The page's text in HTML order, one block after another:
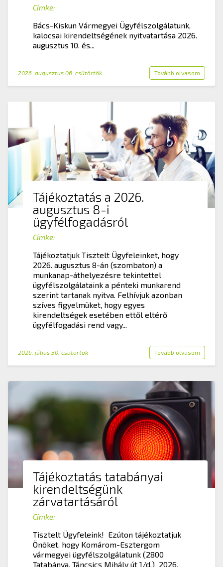
Címke:
Bács-Kiskun Vármegyei Ügyfélszolgálatunk,
kalocsai kirendeltségének nyitvatartása 2026.
augusztus 10. és...
2026. augusztus 06. csütörtök Tovább olvasom
Tájékoztatás a 2026.
augusztus 8-i
ügyfélfogadásról
Címke:
Tájékoztatjuk Tisztelt Ügyfeleinket, hogy
2026. augusztus 8-án (szombaton) a
munkanap-áthelyezésre tekintettel
ügyfélszolgálataink a pénteki munkarend
szerint tartanak nyitva. Felhívjuk azonban
szíves figyelmüket, hogy egyes
kirendeltségek esetében ettől eltérő
ügyfélfogadási rend vagy...
2026. július 30. csütörtök Tovább olvasom
Tájékoztatás tatabányai
kirendeltségünk
zárvatartásáról
Címke:
Tisztelt Ügyfeleink! Ezúton tájékoztatjuk
Önöket, hogy Komárom-Esztergom
vármegyei ügyfélszolgálatunk (2800
Tatabánya, Táncsics Mihály út 1/d.) 2026.